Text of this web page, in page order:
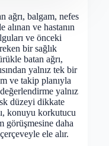
ağrı, balgam, nefes
alınan ve hastanın
ve önceki
bir sağlık
batan ağrı,
yalnız tek bir
ve takip planıyla
yalnız
düzeyi dikkate
konuyu korkutucu
görüşmesine daha
ele alır.